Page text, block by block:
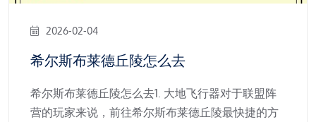
2026-02-04
希尔斯布莱德丘陵怎么去
希尔斯布莱德丘陵怎么去1. 大地飞行器对于联盟阵
营的玩家来说，前往希尔斯布莱德丘陵最快捷的方